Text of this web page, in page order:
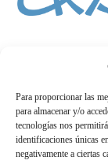
Para proporcionar las
para almacenar y/o
tecnologías nos
identificaciones únicas
negativamente a ciertas